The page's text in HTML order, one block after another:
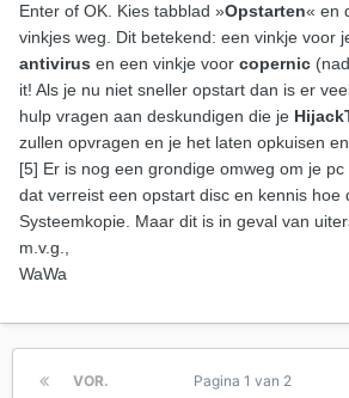
Enter of OK. Kies tabblad »Opstarten« en
vinkjes weg. Dit betekend: een vinkje voor
antivirus en een vinkje voor copernic
it! Als je nu niet sneller opstart dan is er
hulp vragen aan deskundigen die je
zullen opvragen en je het laten opkuisen
[5] Er is nog een grondige omweg om je
dat verreist een opstart disc en kennis hoe
Systeemkopie. Maar dit is in geval van
m.v.g.,
WaWa
VOR. Pagina 1 van 2